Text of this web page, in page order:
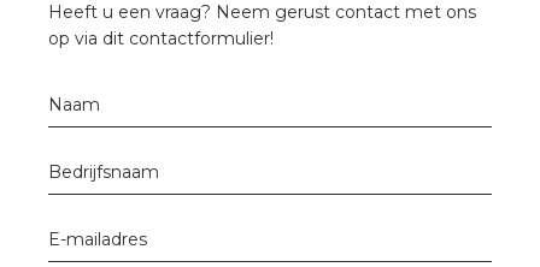
Heeft u een vraag? Neem gerust contact met ons
op via dit contactformulier!
Naam
Bedrijfsnaam
E-mailadres
waarde